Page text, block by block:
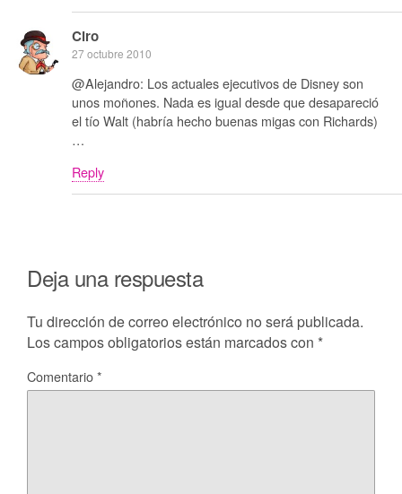
Ciro
27 octubre 2010
@Alejandro: Los actuales ejecutivos de Disney son
unos moñones. Nada es igual desde que desapareció
el tío Walt (habría hecho buenas migas con Richards)
…
Reply
Deja una respuesta
Tu dirección de correo electrónico no será publicada.
Los campos obligatorios están marcados con *
Comentario*